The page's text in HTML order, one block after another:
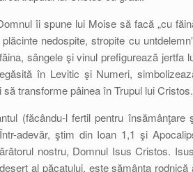
îi spune lui Moise să facă „cu
nedospite, stropite cu
sângele şi vinul prefigurează jertfa
în Levitic şi Numeri,
transforme pâinea în Trupul lui Cristos.
(făcându-l fertil pentru însămânţare
adevăr, ştim din Ioan 1,1 şi
nostru, Domnul Isus Cristos.
al păcatului, este sămânţa rodnică